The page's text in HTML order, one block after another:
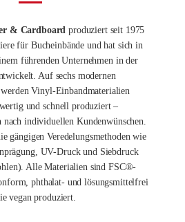
& Cardboard produziert seit 1975
für Bucheinbände und hat sich in
führenden Unternehmen in der
Auf sechs modernen
Vinyl-Einbandmaterialien
und schnell produziert –
nach individuellen Kundenwünschen.
gängigen Veredelungsmethoden wie
UV-Druck und Siebdruck
Alle Materialien sind FSC®-
phthalat- und lösungsmittelfrei
vegan produziert.